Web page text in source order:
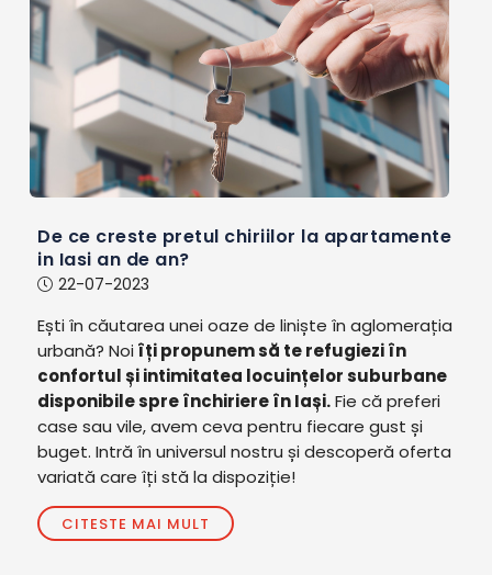
De ce creste pretul chiriilor la apartamente
in Iasi an de an?
22-07-2023
Ești în căutarea unei oaze de liniște în aglomerația
urbană? Noiîți propunem să te refugiezi în
confortul și intimitatea locuințelor suburbane
disponibile spre închiriere în Iași.Fie că preferi
case sau vile, avem ceva pentru fiecare gust și
buget. Intră în universul nostru și descoperă oferta
variată care îți stă la dispoziție!
CITESTE MAI MULT